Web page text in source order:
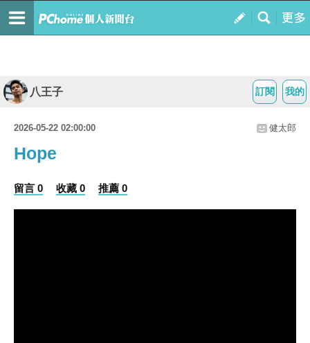
我的
訂閱
八王子
2026-05-22 02:00:00 健太郎
Hope
留言 0 收藏 0 推薦 0